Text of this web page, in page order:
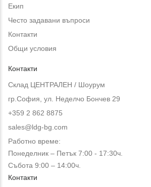
Екип
Често задавани въпроси
Контакти
Общи условия
Контакти
Склад ЦЕНТРАЛЕН / Шоурум
гр.София, ул. Неделчо Бончев 29
+359 2 862 8875
sales@ldg-bg.com
Работно време:
Понеделник – Петък 7:00 - 17:30ч.
Събота 9:00 – 14:00ч.
Контакти